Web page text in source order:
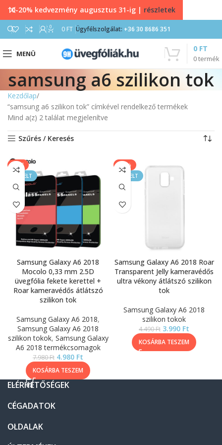
0 0 FT Ügyfélszolgálat: +36 30 8686 351
MENÜ
0termék
0 FT
samsung a6 szilikon tok
Kezdőlap
“samsung a6 szilikon tok” címkével rendelkező termékek
Mind a(z) 2 találat megjelenítve
Szűrés / Keresés
SALE
KIEMELT
Samsung Galaxy A6 2018
Mocolo 0,33 mm 2.5D
üvegfólia fekete kerettel +
Roar kameravédős átlátszó
szilikon tok
Samsung Galaxy A6 2018,
Samsung Galaxy A6 2018
szilikon tokok, Samsung Galaxy
A6 2018 termékcsomagok
7.980Ft 4.980 Ft
KOSÁRBA TESZEM
-11%
KIEMELT
Samsung Galaxy A6 2018 Roar
Transparent Jelly kameravédős
ultra vékony átlátszó szilikon
tok
Samsung Galaxy A6 2018
szilikon tokok
4.490Ft 3.990 Ft
KOSÁRBA TESZEM
ELÉRHETŐSÉGEK
CÉGADATOK
OLDALAK
10-20% kedvezmény augusztus 31-ig | részletek